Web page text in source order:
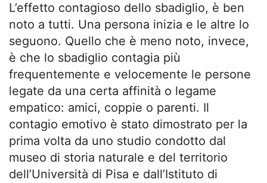
L’effetto contagioso dello sbadiglio, è ben
noto a tutti. Una persona inizia e le altre lo
seguono. Quello che è meno noto, invece,
è che lo sbadiglio contagia più
frequentemente e velocemente le persone
legate da una certa affinità o legame
empatico: amici, coppie o parenti. Il
contagio emotivo è stato dimostrato per la
prima volta da uno studio condotto dal
museo di storia naturale e del territorio
dell’Università di Pisa e dall’Istituto di